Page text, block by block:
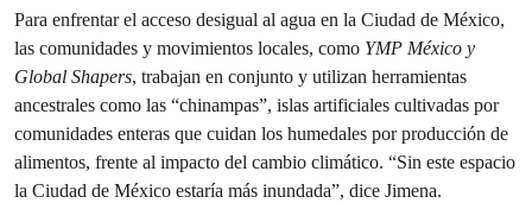
Para enfrentar el acceso desigual al agua en la Ciudad de México,
las comunidades y movimientos locales, como YMP México y
Global Shapers, trabajan en conjunto y utilizan herramientas
ancestrales como las “chinampas”, islas artificiales cultivadas por
comunidades enteras que cuidan los humedales por producción de
alimentos, frente al impacto del cambio climático. “Sin este espacio
la Ciudad de México estaría más inundada”, dice Jimena.